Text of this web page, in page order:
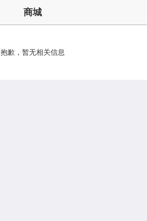
商城
抱歉，暂无相关信息